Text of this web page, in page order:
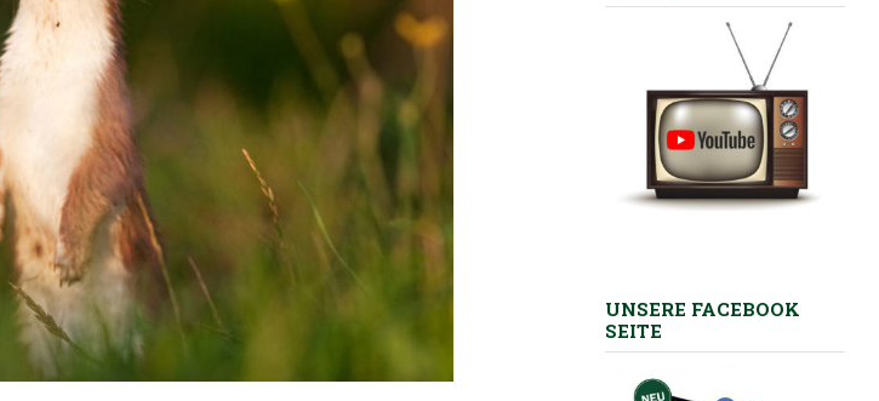
UNSERE FACEBOOK
SEITE